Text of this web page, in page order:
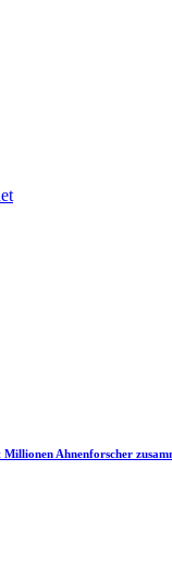
Ahnenforscher